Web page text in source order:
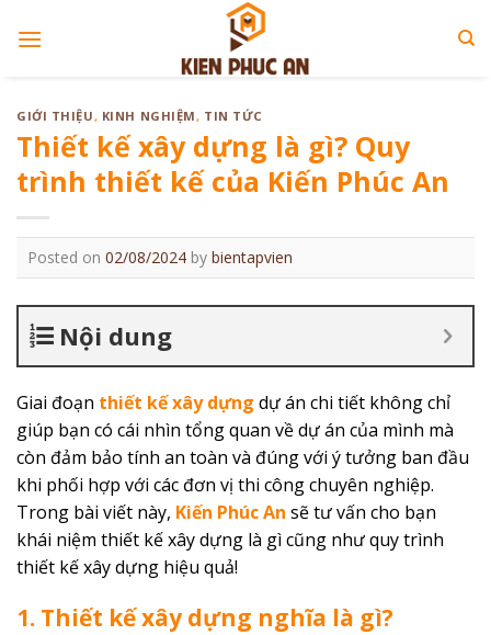
GIỚI THIỆU, KINH NGHIỆM, TIN TỨC
Thiết kế xây dựng là gì? Quy
trình thiết kế của Kiến Phúc An
Posted on 02/08/2024 by bientapvien
Nội dung
Giai đoạn thiết kế xây dựng dự án chi tiết không chỉ
giúp bạn có cái nhìn tổng quan về dự án của mình mà
còn đảm bảo tính an toàn và đúng với ý tưởng ban đầu
khi phối hợp với các đơn vị thi công chuyên nghiệp.
Trong bài viết này, Kiến Phúc An sẽ tư vấn cho bạn
khái niệm thiết kế xây dựng là gìcũng như quy trình
thiết kế xây dựng hiệu quả!
1. Thiết kế xây dựng nghĩa là gì?